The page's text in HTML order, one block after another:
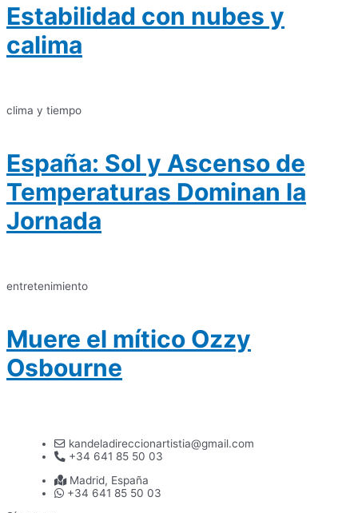
Estabilidad con nubes y
calima
clima y tiempo
España: Sol y Ascenso de
Temperaturas Dominan la
Jornada
entretenimiento
Muere el mítico Ozzy
Osbourne
kandeladireccionartistia@gmail.com
+34 641 85 50 03
Madrid, España
+34 641 85 50 03